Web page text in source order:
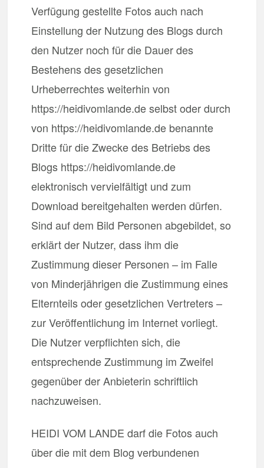
Verfügung gestellte Fotos auch nach
Einstellung der Nutzung des Blogs durch
den Nutzer noch für die Dauer des
Bestehens des gesetzlichen
Urheberrechtes weiterhin von
https://heidivomlande.de selbst oder durch
von https://heidivomlande.de benannte
Dritte für die Zwecke des Betriebs des
Blogs https://heidivomlande.de
elektronisch vervielfältigt und zum
Download bereitgehalten werden dürfen.
Sind auf dem Bild Personen abgebildet, so
erklärt der Nutzer, dass ihm die
Zustimmung dieser Personen – im Falle
von Minderjährigen die Zustimmung eines
Elternteils oder gesetzlichen Vertreters –
zur Veröffentlichung im Internet vorliegt.
Die Nutzer verpflichten sich, die
entsprechende Zustimmung im Zweifel
gegenüber der Anbieterin schriftlich
nachzuweisen.
HEIDI VOM LANDE darf die Fotos auch
über die mit dem Blog verbundenen